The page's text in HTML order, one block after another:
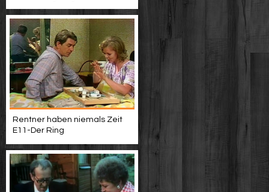
Rentner haben niemals Zeit
E11-Der Ring